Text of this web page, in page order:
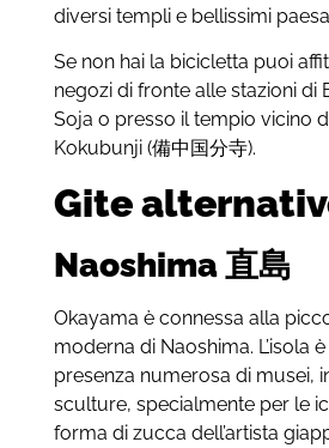
diversi templi e bellissimi
Se non hai la bicicletta puoi
negozi di fronte alle stazioni di
Soja o presso il tempio vicino
Kokubunji (備中国分寺).
Gite
Naoshima 直島
Okayama è connessa alla
moderna di Naoshima. L’isola
presenza numerosa di musei,
sculture, specialmente per le
forma di zucca dell’artista